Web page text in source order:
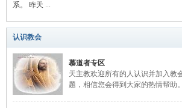
教
系。 昨天 ...
认识教会
慕道者专区
天主教欢迎所有的人认识并加入教
题，相信您会得到大家的热情帮助。